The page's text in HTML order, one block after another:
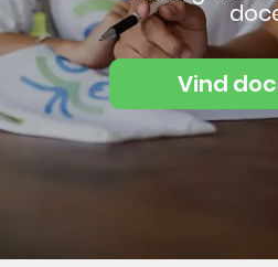
Vind